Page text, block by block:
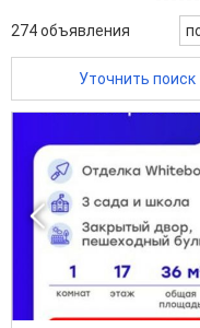
274объявления
Уточнить поиск